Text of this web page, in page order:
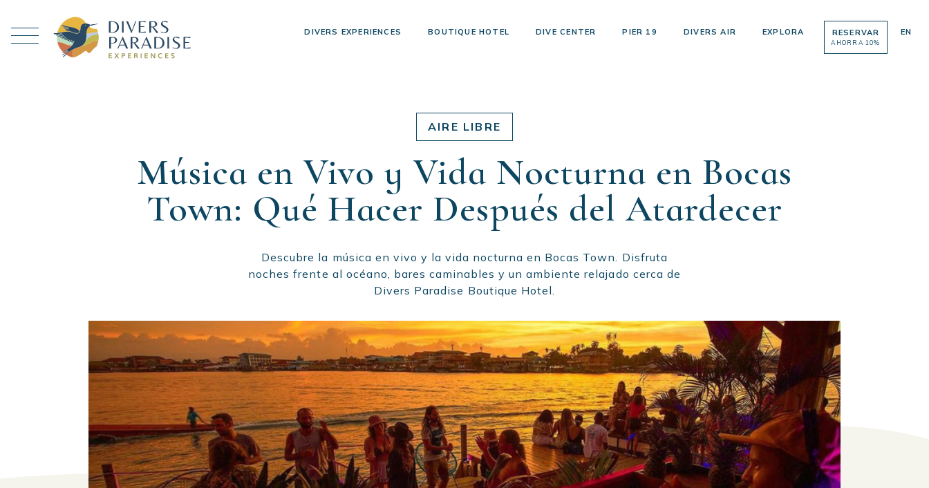
DIVERS EXPERIENCES BOUTIQUE HOTEL DIVE CENTER PIER 19 DIVERS AIR EXPLORA RESERVAR
AHORRA 10%
EN
AIRE LIBRE
Música en Vivo y Vida Nocturna en Bocas
Town: Qué Hacer Después del Atardecer
Descubre la música en vivo y la vida nocturna en Bocas Town. Disfruta
noches frente al océano, bares caminables y un ambiente relajado cerca de
Divers Paradise Boutique Hotel.